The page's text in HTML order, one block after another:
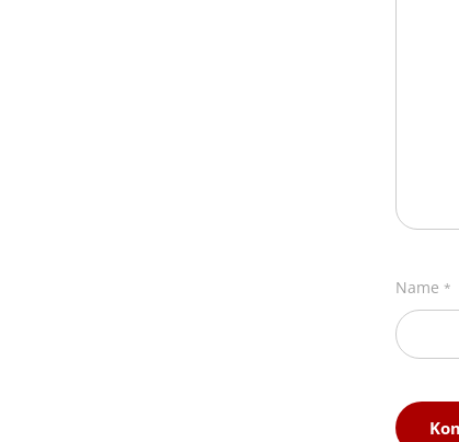
Name *